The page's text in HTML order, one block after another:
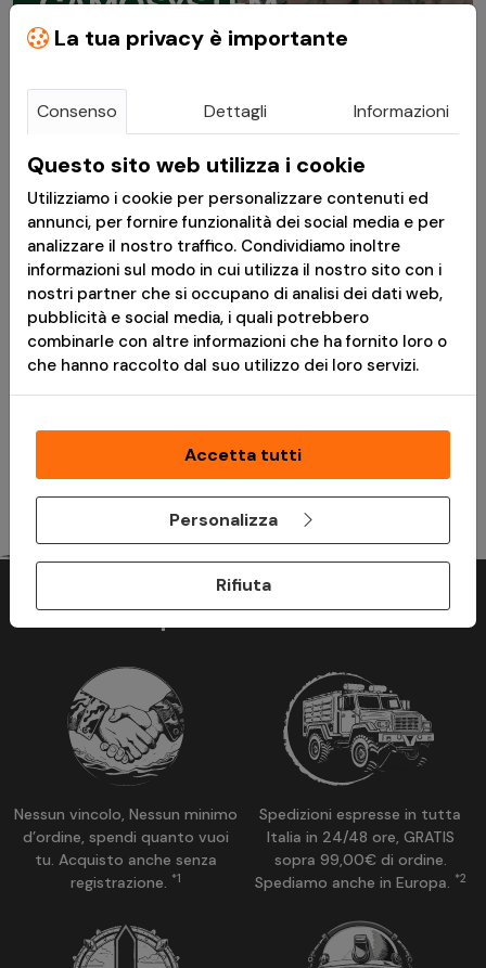
WOODLAND 3X6M
VAI AL PRODOTTO
BERMUDA BRANDIT
LEGEND
SANDSTORM
Perchè acquistare su ModaMilitare?
Nessun vincolo, Nessun minimo
d’ordine, spendi quanto vuoi
tu. Acquisto anche senza
registrazione. *1
Spedizioni espresse in tutta
Italia in 24/48 ore, GRATIS
sopra 99,00€ di ordine.
Spediamo anche in Europa. *2
La tua privacy è importante
Consenso Dettagli Informazioni
Questo sito web utilizza i cookie
Utilizziamo i cookie per personalizzare contenuti ed
annunci, per fornire funzionalità dei social media e per
analizzare il nostro traffico. Condividiamo inoltre
informazioni sul modo in cui utilizza il nostro sito con i
nostri partner che si occupano di analisi dei dati web,
pubblicità e social media, i quali potrebbero
combinarle con altre informazioni che ha fornito loro o
che hanno raccolto dal suo utilizzo dei loro servizi.
Accetta tutti
Personalizza
Rifiuta